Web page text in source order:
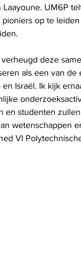
Laayoune. UM6P
pioniers op te
verheugd deze
als een van de
en Israël. Ik kijk
en studenten
wetenschappen
VI